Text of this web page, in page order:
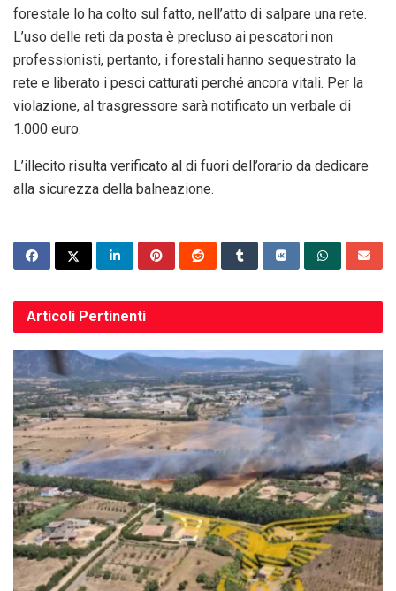
forestale lo ha colto sul fatto, nell’atto di salpare una rete.
L’uso delle reti da posta è precluso ai pescatori non
professionisti, pertanto, i forestali hanno sequestrato la
rete e liberato i pesci catturati perché ancora vitali. Per la
violazione, al trasgressore sarà notificato un verbale di
1.000 euro.
L’illecito risulta verificato al di fuori dell’orario da dedicare
alla sicurezza della balneazione.
Articoli Pertinenti